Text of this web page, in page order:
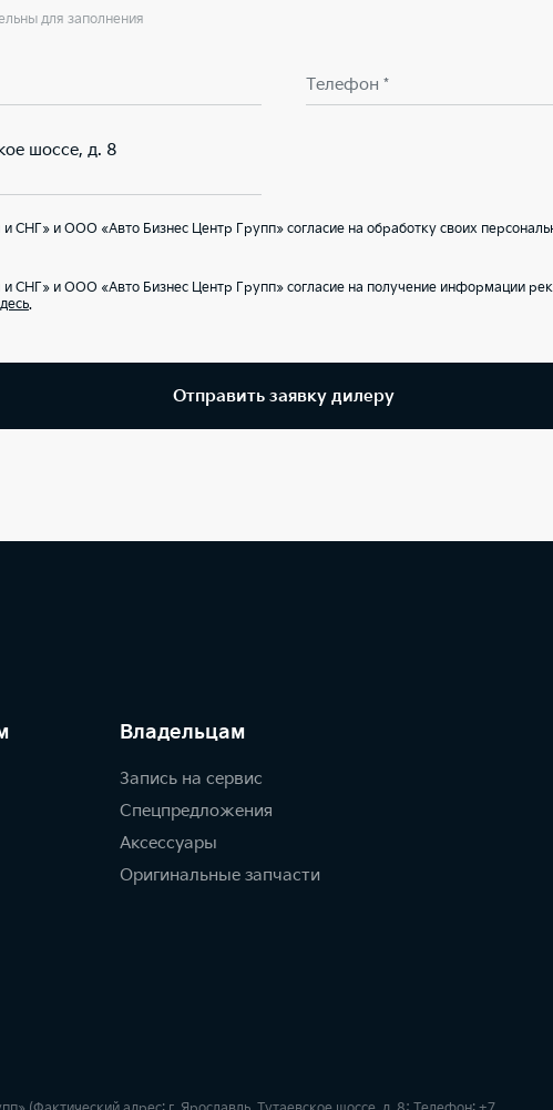
для заполнения
Телефон *
шоссе, д. 8
и ООО «Авто Бизнес Центр Групп» согласие на обработку своих
СНГ» и ООО «Авто Бизнес Центр Групп» согласие на получение информации
.
Отправить заявку дилеру
Владельцам
Запись на сервис
Спецпредложения
Аксессуары
Оригинальные запчасти